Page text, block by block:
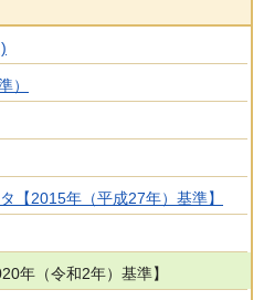
）
【2015年（平成27年）基準】
年（令和2年）基準】